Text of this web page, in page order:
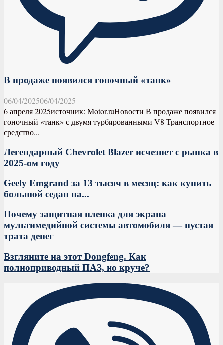
В продаже появился гоночный «танк»
06/04/202506/04/2025
6 апреля 2025источник: Motor.ruНовости В продаже появился
гоночный «танк» с двумя турбированными V8 Транспортное
средство...
Легендарный Chevrolet Blazer исчезнет с рынка в
2025-ом году
Geely Emgrand за 13 тысяч в месяц: как купить
большой седан на...
Почему защитная пленка для экрана
мультимедийной системы автомобиля — пустая
трата денег
Взгляните на этот Dongfeng. Как
полноприводный ПАЗ, но круче?